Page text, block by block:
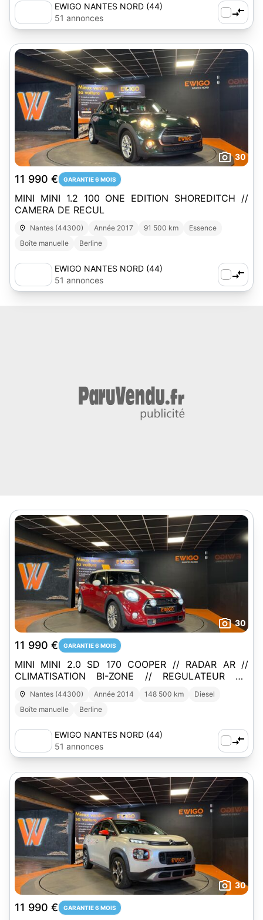
EWIGO NANTES NORD (44)
51 annonces
30
11 990 € GARANTIE 6 MOIS
MINI MINI 1.2 100 ONE EDITION SHOREDITCH //
CAMERA DE RECUL
Nantes (44300) Année 2017 91 500 km
Essence
Boîte manuelle
Berline
EWIGO NANTES NORD (44)
51 annonces
30
11 990 € GARANTIE 6 MOIS
MINI MINI 2.0 SD 170 COOPER // RADAR AR //
CLIMATISATION BI-ZONE // REGULATEUR DE
VITESSE
Nantes (44300) Année 2014 148 500 km
Diesel
Boîte manuelle
Berline
EWIGO NANTES NORD (44)
51 annonces
30
11 990 € GARANTIE 6 MOIS